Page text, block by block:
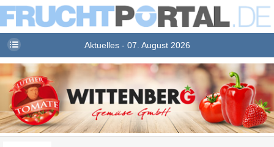
Aktuelles - 07. August 2026